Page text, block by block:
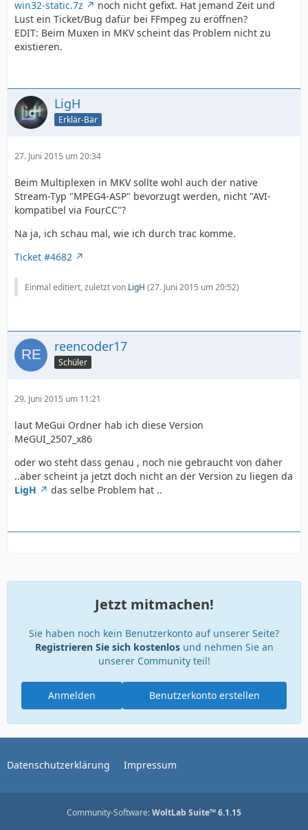
win32-static.7z
noch nicht gefixt. Hat jemand Zeit und
Lust ein Ticket/Bug dafür bei FFmpeg zu eröffnen?
EDIT: Beim Muxen in MKV scheint das Problem nicht zu
existieren.
LigH
Erklär-Bär
27. Juni 2015 um 20:34
Beim Multiplexen in MKV sollte wohl auch der native
Stream-Typ "MPEG4-ASP" bevorzugt werden, nicht "AVI-
kompatibel via FourCC"?
Na ja, ich schau mal, wie ich durch trac komme.
Ticket #4682
Einmal editiert, zuletzt von LigH (27. Juni 2015 um 20:52)
reencoder17
Schüler
29. Juni 2015 um 11:21
laut MeGui Ordner hab ich diese Version
MeGUI_2507_x86
oder wo steht dass genau , noch nie gebraucht von daher
..aber scheint ja jetzt doch nicht an der Version zu liegen da
LigH
das selbe Problem hat ..
Jetzt mitmachen!
Sie haben noch kein Benutzerkonto auf unserer Seite?
Registrieren Sie sich kostenlosund nehmen Sie an
unserer Community teil!
Benutzerkonto erstellen
Anmelden
Datenschutzerklärung Impressum
Community-Software:WoltLab Suite™ 6.1.15